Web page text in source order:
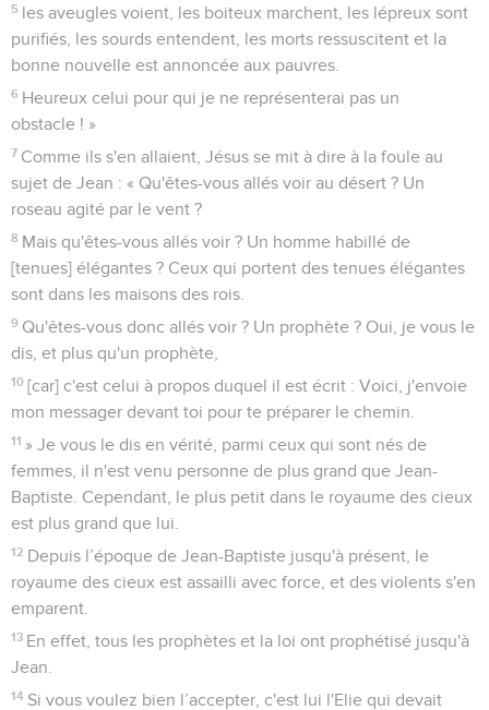
5 les aveugles voient, les boiteux marchent, les lépreux sont
purifiés, les sourds entendent, les morts ressuscitent et la
bonne nouvelle est annoncée aux pauvres.
6 Heureux celui pour qui je ne représenterai pas un
obstacle ! »
7 Comme ils s'en allaient, Jésus se mit à dire à la foule au
sujet de Jean : « Qu'êtes-vous allés voir au désert ? Un
roseau agité par le vent ?
8 Mais qu'êtes-vous allés voir ? Un homme habillé de
[tenues] élégantes ? Ceux qui portent des tenues élégantes
sont dans les maisons des rois.
9 Qu'êtes-vous donc allés voir ? Un prophète ? Oui, je vous le
dis, et plus qu'un prophète,
10 [car] c'est celui à propos duquel il est écrit : Voici, j'envoie
mon messager devant toi pour te préparer le chemin.
11 » Je vous le dis en vérité, parmi ceux qui sont nés de
femmes, il n'est venu personne de plus grand que Jean-
Baptiste. Cependant, le plus petit dans le royaume des cieux
est plus grand que lui.
12 Depuis l’époque de Jean-Baptiste jusqu'à présent, le
royaume des cieux est assailli avec force, et des violents s'en
emparent.
13 En effet, tous les prophètes et la loi ont prophétisé jusqu'à
Jean.
14 Si vous voulez bien l’accepter, c'est lui l'Elie qui devait